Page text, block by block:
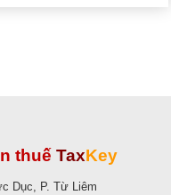
thuế TaxKey
Dục, P. Từ Liêm